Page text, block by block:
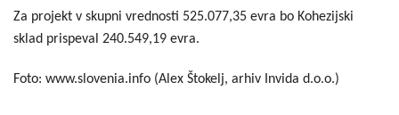
Za projekt v skupni vrednosti 525.077,35 evra bo Kohezijski
sklad prispeval 240.549,19 evra.
Foto: www.slovenia.info (Alex Štokelj, arhiv Invida d.o.o.)